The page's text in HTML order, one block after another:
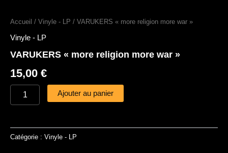
Accueil / Vinyle - LP / VARUKERS « more religion more war »
Vinyle - LP
VARUKERS « more religion more war »
15,00 €
Ajouter au panier
Catégorie : Vinyle - LP